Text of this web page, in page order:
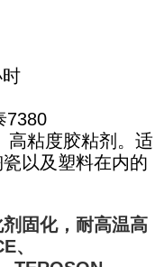
7380
高粘度胶粘剂。适
以及塑料在内的
固化，耐高温高
、